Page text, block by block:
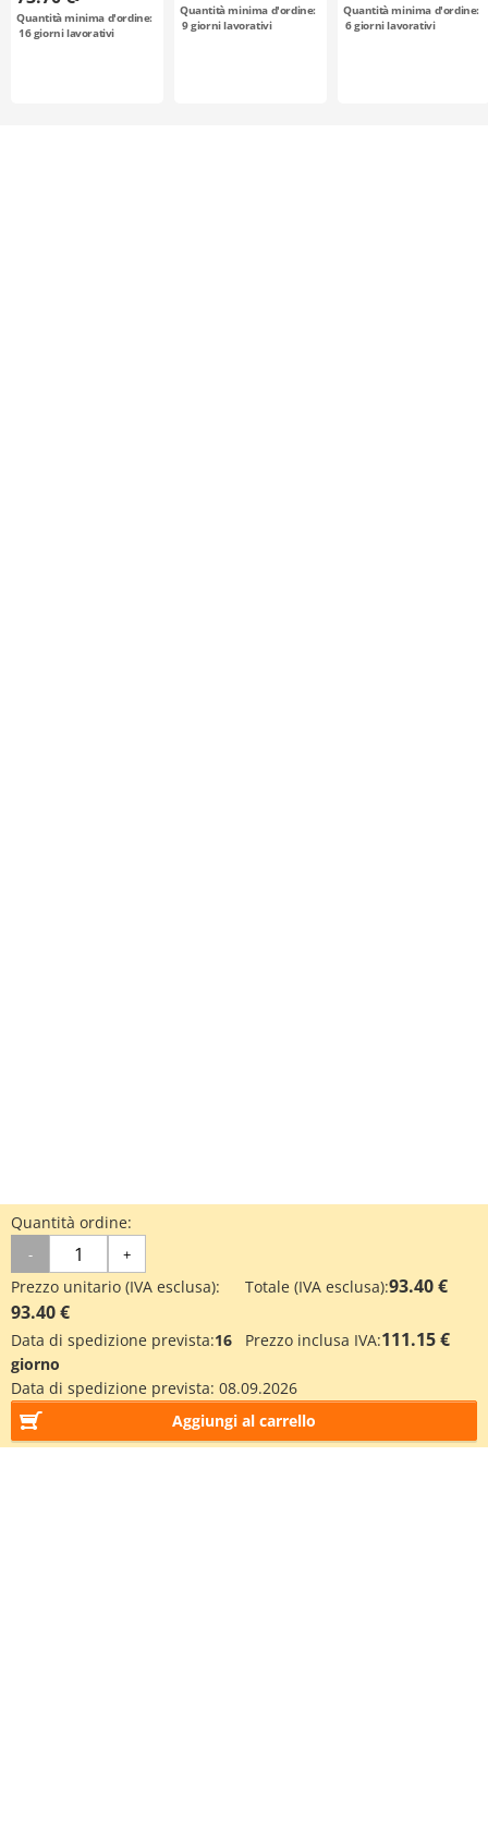
acciaio / brunito,
nichelatura
chimica / L100
Quantità minima d'ordine:
16giorni lavorativi
alluminio, acciaio
Quantità minima d'ordine:
9giorni lavorativi
alluminio, acciaio
Quantità minima d'ordine:
6giorni lavorativi
Quantità ordine:
- +
Prezzo unitario (IVA esclusa):
93.40 €
Totale (IVA esclusa):93.40 €
Data di spedizione prevista:16
giorno
Prezzo inclusa IVA:111.15 €
Data di spedizione prevista: 08.09.2026
Aggiungi al carrello